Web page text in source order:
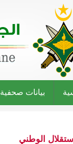
بيانات صحفية
الوطني